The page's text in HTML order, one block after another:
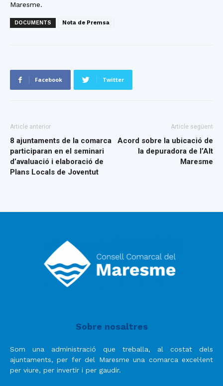
Maresme.
DOCUMENTS Nota de Premsa
Facebook Twitter
Article anterior
8 ajuntaments de la comarca
participaran en el seminari
d’avaluació i elaboració de
Plans Locals de Joventut
Article següent
Acord sobre la ubicació de
la depuradora de l’Alt
Maresme
Sobre nosaltres
Som una administració que treballa, al costat dels
ajuntaments, per fer del Maresme una comarca excel·lent
per viure, per invertir i per gaudir.